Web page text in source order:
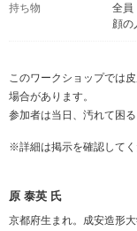
持ち物
全員
顔の
このワークショップでは
場合があります。
参加者は当日、汚れて困
※詳細は掲示を確認してく
原 泰英 氏
京都府生まれ。成安造形大